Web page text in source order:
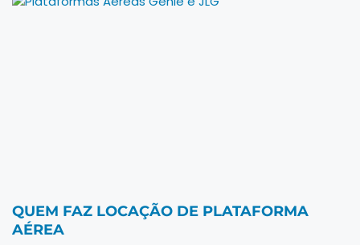
QUEM FAZ LOCAÇÃO DE PLATAFORMA
AÉREA